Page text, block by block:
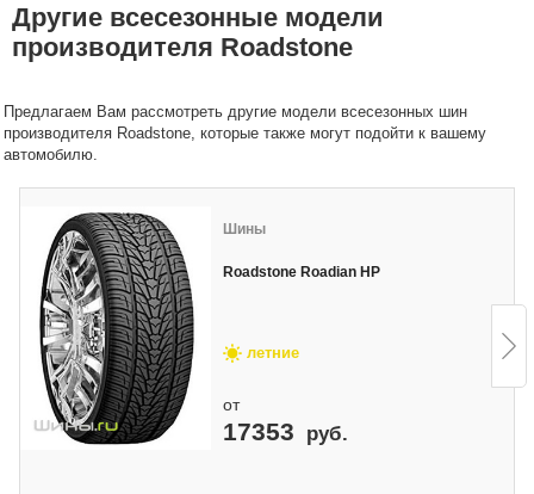
Другие всесезонные модели
производителя Roadstone
Предлагаем Вам рассмотреть другие модели всесезонных шин
производителя Roadstone, которые также могут подойти к вашему
автомобилю.
Шины
Roadstone Roadian HP
летние
от
17353 руб.